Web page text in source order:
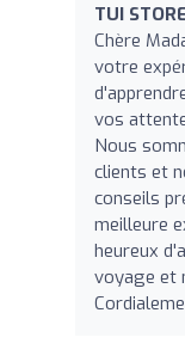
TUI
Chère
votre
vos
Nous
clients et
conseils
meilleure
heureux
voyage et